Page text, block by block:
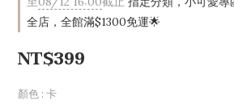
全店，全館滿$1300免運🌟
NT$399
顏色 : 卡